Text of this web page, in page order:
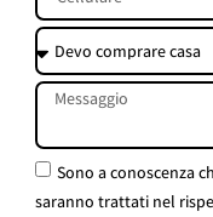
Sono a conoscenza
saranno trattati nel